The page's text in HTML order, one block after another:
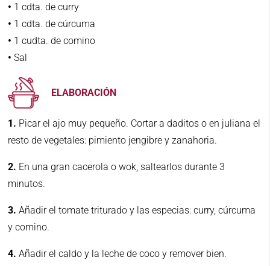
• 1 cdta. de curry
• 1 cdta. de cúrcuma
• 1 cudta. de comino
• Sal
ELABORACIÓN
1. Picar el ajo muy pequeño. Cortar a daditos o en juliana el
resto de vegetales: pimiento jengibre y zanahoria.
2. En una gran cacerola o wok, saltearlos durante 3
minutos.
3.Añadir el tomate triturado y las especias: curry, cúrcuma
y comino.
4.Añadir el caldo y la leche de coco y remover bien.